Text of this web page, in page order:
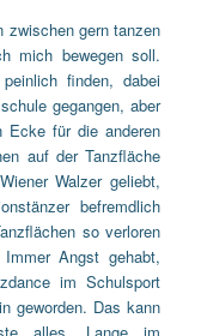
zwischen gern tanzen
mich bewegen soll.
finden, dabei
gegangen, aber
Ecke für die anderen
auf der Tanzfläche
Walzer geliebt,
befremdlich
so verloren
Angst gehabt,
im Schulsport
geworden. Das kann